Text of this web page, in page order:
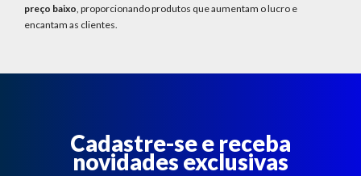
preço baixo , proporcionando produtos que aumentam o lucro e
encantam as clientes.
Cadastre-se e receba
novidades exclusivas